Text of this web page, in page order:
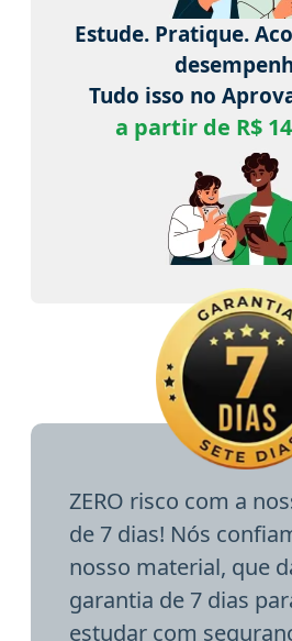
Estude. Pratique.
Tudo isso no
a partir de R$
ZERO risco com a
de 7 dias! Nós
nosso material, que
garantia de 7 dias
estudar com